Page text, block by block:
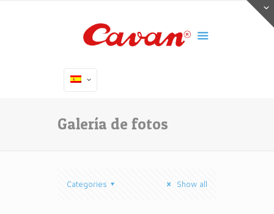
Galería de fotos
Categories Show all